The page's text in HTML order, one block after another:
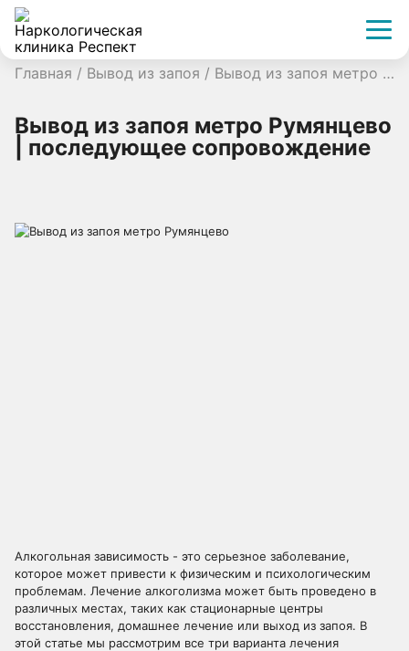
Главная / Вывод из запоя / Вывод из запоя метро Румянцево | последующее сопровождение
Вывод из запоя метро Румянцево
| последующее сопровождение
Алкогольная зависимость - это серьезное заболевание,
которое может привести к физическим и психологическим
проблемам. Лечение алкоголизма может быть проведено в
различных местах, таких как стационарные центры
восстановления, домашнее лечение или выход из запоя. В
этой статье мы рассмотрим все три варианта лечения